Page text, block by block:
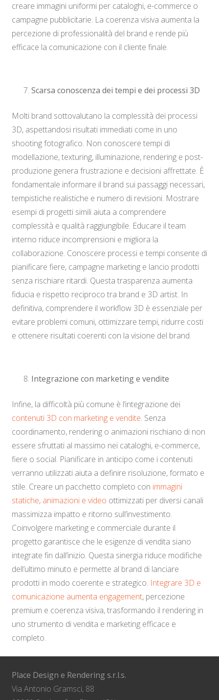
creare immagini uniformi per cataloghi, e-commerce o
campagne pubblicitarie. La coerenza visiva aumenta la
percezione di professionalità del brand e rende più
efficace la comunicazione con il cliente finale.
Scarsa conoscenza dei tempi e dei processi 3D
Molti brand sottovalutano la complessità dei processi
3D, aspettandosi risultati immediati come in uno
shooting fotografico. Non conoscere tempi di
modellazione, texturing, illuminazione, rendering e post-
produzione genera frustrazione e decisioni affrettate. È
fondamentale informare il brand sui passaggi necessari,
tempistiche realistiche e numero di revisioni. Mostrare
esempi di progetti simili aiuta a comprendere
complessità e qualità raggiungibile. Educare il team
interno riduce incomprensioni e migliora la
collaborazione. Conoscere processi e tempi consente di
pianificare fiere, campagne marketing e lancio prodotti
senza rischiare ritardi. Questa trasparenza aumenta
fiducia e rispetto reciproco tra brand e 3D artist. In
definitiva, comprendere il workflow 3D è essenziale per
evitare problemi comuni, ottimizzare tempi, ridurre costi
e ottenere risultati coerenti con la visione del brand.
Integrazione con marketing e vendite
Infine, la difficoltà più comune è l’integrazione dei
contenuti 3D con marketing e vendite. Senza
coordinamento, rendering o animazioni rischiano di non
essere sfruttati al massimo nei cataloghi, e-commerce,
fiere o social. Pianificare in anticipo come i contenuti
verranno utilizzati aiuta a definire risoluzione, formato e
stile. Creare un pacchetto completo con immagini
statiche, animazioni e video ottimizzati per diversi canali
massimizza impatto e ritorno sull’investimento.
Coinvolgere marketing e commerciale durante il
progetto garantisce che le esigenze di vendita siano
integrate fin dall’inizio. Questa sinergia riduce modifiche
dell’ultimo minuto e permette al brand di lanciare
prodotti in modo coerente e strategico. Integrare 3D e
comunicazione aumenta engagement, percezione
premium e coerenza visiva, trasformando il rendering in
uno strumento di vendita e marketing efficace e
completo.
Place Design e Rendering s.r.l.s.
Via Antonio Gramsci, 88